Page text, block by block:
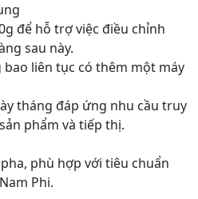
để hỗ trợ việc điều chỉnh
sau này.
bao liên tục có thêm một máy
tháng đáp ứng nhu cầu truy
phẩm và tiếp thị.
phù hợp với tiêu chuẩn
Phi.